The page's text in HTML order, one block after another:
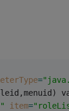
=
item=